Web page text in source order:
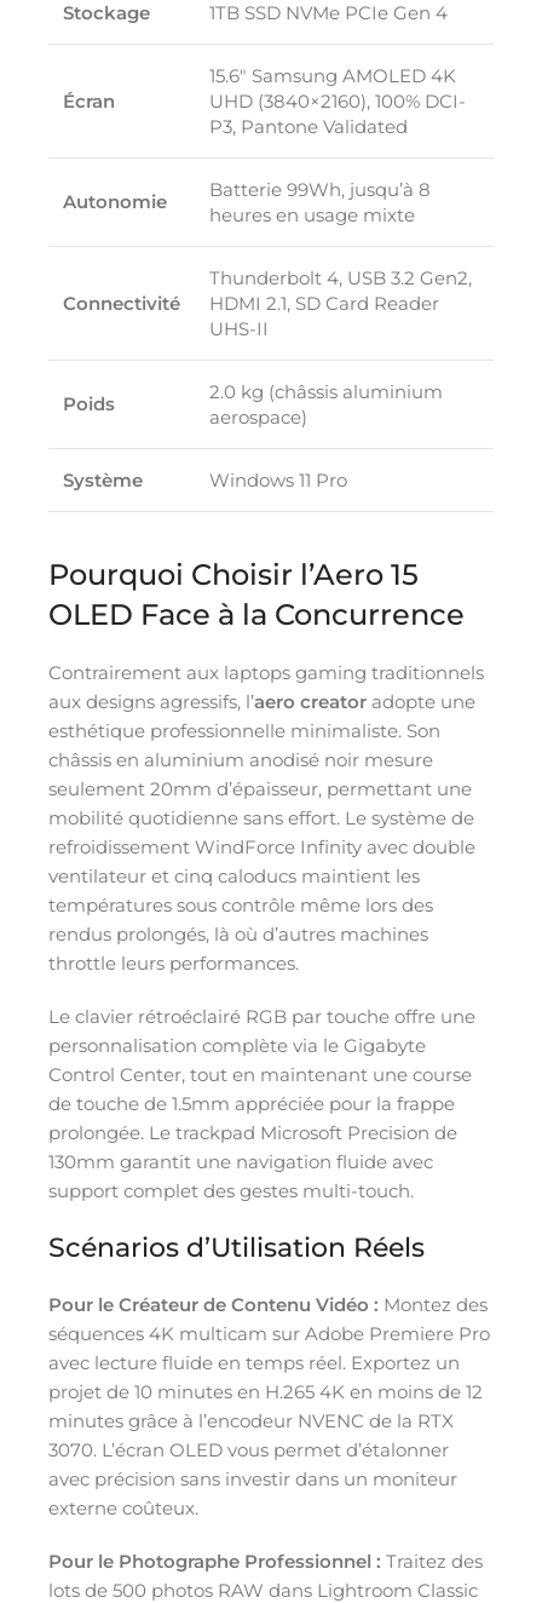
Stockage 1TB SSD NVMe PCIe Gen 4
Écran
15.6″ Samsung AMOLED 4K
UHD (3840×2160), 100% DCI-
P3, Pantone Validated
Autonomie
Batterie 99Wh, jusqu’à 8
heures en usage mixte
Connectivité
Thunderbolt 4, USB 3.2 Gen2,
HDMI 2.1, SD Card Reader
UHS-II
Poids
2.0 kg (châssis aluminium
aerospace)
Système Windows 11 Pro
Pourquoi Choisir l’Aero 15
OLED Face à la Concurrence
Contrairement aux laptops gaming traditionnels
aux designs agressifs, l’aero creator adopte une
esthétique professionnelle minimaliste. Son
châssis en aluminium anodisé noir mesure
seulement 20mm d’épaisseur, permettant une
mobilité quotidienne sans effort. Le système de
refroidissement WindForce Infinity avec double
ventilateur et cinq caloducs maintient les
températures sous contrôle même lors des
rendus prolongés, là où d’autres machines
throttle leurs performances.
Le clavier rétroéclairé RGB par touche offre une
personnalisation complète via le Gigabyte
Control Center, tout en maintenant une course
de touche de 1.5mm appréciée pour la frappe
prolongée. Le trackpad Microsoft Precision de
130mm garantit une navigation fluide avec
support complet des gestes multi-touch.
Scénarios d’Utilisation Réels
Pour le Créateur de Contenu Vidéo : Montez des
séquences 4K multicam sur Adobe Premiere Pro
avec lecture fluide en temps réel. Exportez un
projet de 10 minutes en H.265 4K en moins de 12
minutes grâce à l’encodeur NVENC de la RTX
3070. L’écran OLED vous permet d’étalonner
avec précision sans investir dans un moniteur
externe coûteux.
Pour le Photographe Professionnel : Traitez des
lots de 500 photos RAW dans Lightroom Classic